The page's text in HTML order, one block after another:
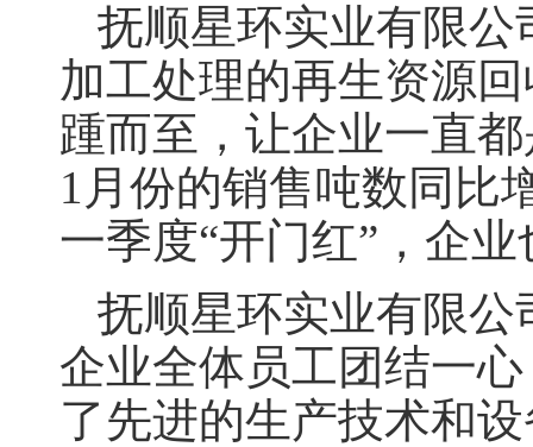
抚顺星环实业有限
加工处理的再生资源
踵而至，让企业一直
1月份的销售吨数同比
一季度“开门红”，企
抚顺星环实业有限公
企业全体员工团结一
了先进的生产技术和